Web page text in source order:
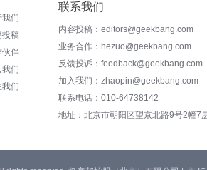
我们
投稿
伙伴
我们
我们
联系我们
内容投稿：editors@geekbang.com
业务合作：hezuo@geekbang.com
反馈投诉：feedback@geekbang.com
加入我们：zhaopin@geekbang.com
联系电话：010-64738142
地址：北京市朝阳区望京北路9号2幢7